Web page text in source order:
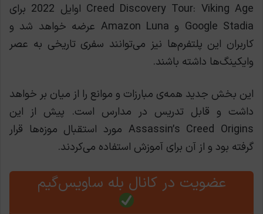
Creed Discovery Tour: Viking Age اوایل 2022 برای
Google Stadia و Amazon Luna عرضه خواهد شد و
کاربران این پلتفرم‌ها نیز می‌توانند سفری تاریخی به عصر
وایکینگ‌ها داشته باشند.
این بخش جدید همه‌ی مبارزات و موانع را از میان بر خواهد
داشت و قابل تدریس در مدارس است. پیش از این
Assassin’s Creed Origins مورد استقبال موزه‌ها قرار
گرفته بود و از آن برای آموزش استفاده می‌کردند.
عضویت در کانال بله ساویس‌گیم